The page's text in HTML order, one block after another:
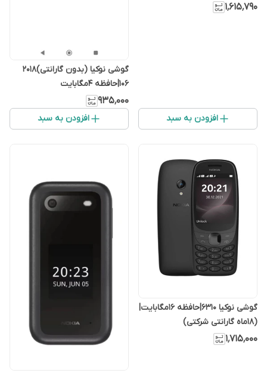
۱٬۶۱۵٬۷۹۰
افزودن به سبد
گوشی نوکیا (بدون گارانتی)2018
106|حافظه ۴مگابایت
۹۳۵٬۰۰۰
افزودن به سبد
گوشی نوکیا 6310|حافظه ۱۶مگابایت|
(۱۸ماه گارانتی شرکتی)
۱٬۷۱۵٬۰۰۰